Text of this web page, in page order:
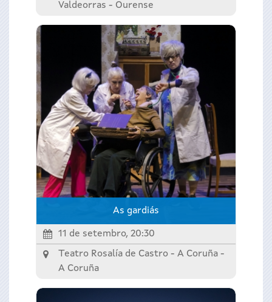
Valdeorras - Ourense
As gardiás
11 de setembro, 20:30
Teatro Rosalía de Castro - A Coruña -
A Coruña